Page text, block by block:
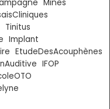
Mines
Tinitus
Implant
EtudeDesAcouphènes
IFOP